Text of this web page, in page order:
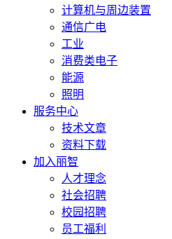
计算机与周边装置
通信广电
工业
消费类电子
能源
照明
服务中心
技术文章
资料下载
加入丽智
人才理念
社会招聘
校园招聘
员工福利